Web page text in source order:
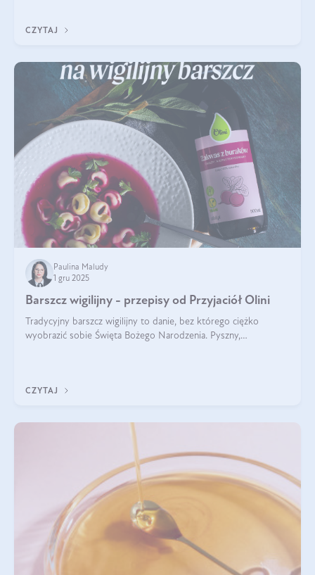
CZYTAJ
Paulina Maludy
1 gru 2025
Barszcz wigilijny - przepisy od Przyjaciół Olini
Tradycyjny barszcz wigilijny to danie, bez którego ciężko
wyobrazić sobie Święta Bożego Narodzenia. Pyszny,
CZYTAJ